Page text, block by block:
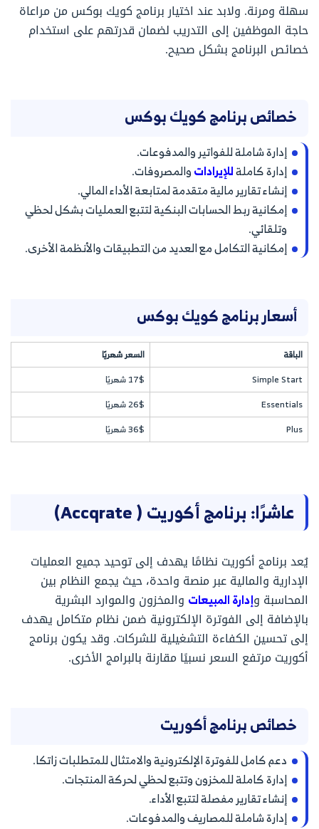
سهلة ومرنة. ولابد عند اختيار برنامج كويك بوكس من مراعاة
حاجة الموظفين إلى التدريب لضمان قدرتهم على استخدام
خصائص البرنامج بشكل صحيح.
خصائص برنامج كويك بوكس
إدارة شاملة للفواتير والمدفوعات.
إدارة كاملةللإيراداتوالمصروفات.
إنشاء تقارير مالية متقدمة لمتابعة الأداء المالي.
إمكانية ربط الحسابات البنكية لتتبع العمليات بشكل لحظي
وتلقائي.
إمكانية التكامل مع العديد من التطبيقات والأنظمة الأخرى.
أسعار برنامج كويك بوكس
الباقة
السعر شهريًا
Simple Start
17$ شهريًا
Essentials
26$ شهريًا
Plus
36$ شهريًا
عاشرًا: برنامج أكوريت ( Accqrate)
يُعد برنامج أكوريت نظامًا يهدف إلى توحيد جميع العمليات
الإدارية والمالية عبر منصة واحدة، حيث يجمع النظام بين
المحاسبة وإدارة المبيعات والمخزون والموارد البشرية
بالإضافة إلى الفوترة الإلكترونية ضمن نظام متكامل يهدف
إلى تحسين الكفاءة التشغيلية للشركات. وقد يكون برنامج
أكوريت مرتفع السعر نسبيًا مقارنة بالبرامج الأخرى.
خصائص برنامج أكوريت
دعم كامل للفوترة الإلكترونية والامتثال للمتطلبات زاتكا.
إدارة كاملة للمخزون وتتبع لحظي لحركة المنتجات.
إنشاء تقارير مفصلة لتتبع الأداء.
إدارة شاملة للمصاريف والمدفوعات.